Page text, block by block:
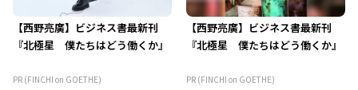
【西野亮廣】ビジネス書最新刊
『北極星 僕たちはどう働くか』
PR (FINCHI on GOETHE)
【西野亮廣】ビジネス書最新刊
『北極星 僕たちはどう働くか』
PR (FINCHI on GOETHE)